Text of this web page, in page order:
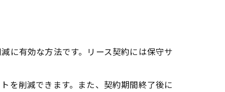
に有効な方法です。リース契約には保守サ
を削減できます。また、契約期間終了後に